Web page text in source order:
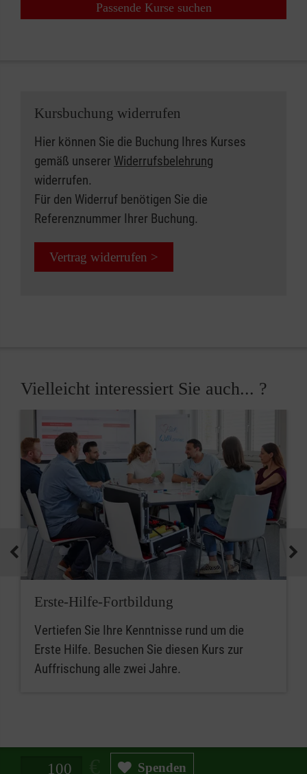
Passende Kurse suchen
Kursbuchung widerrufen
Hier können Sie die Buchung Ihres Kurses
gemäß unserer Widerrufsbelehrung
widerrufen.
Für den Widerruf benötigen Sie die
Referenznummer Ihrer Buchung.
Vertrag widerrufen >
Vielleicht interessiert Sie auch... ?
Erste-Hilfe-Fortbildung
Vertiefen Sie Ihre Kenntnisse rund um die
Erste Hilfe. Besuchen Sie diesen Kurs zur
Auffrischung alle zwei Jahre.
Spendenbetrag in Euro Spenden